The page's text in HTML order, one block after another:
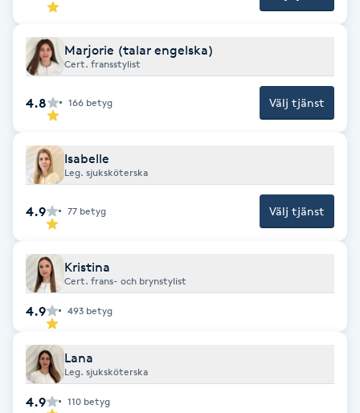
Hypnos
Hårborttagning
Hårbottenbehandling
Hårförlängning
Hälsa
Hälsprickor
Idrottsmassage
Marjorie (talar engelska)
Cert. fransstylist
4.8 166 betyg Välj tjänst
Isabelle
Leg. sjuksköterska
4.9 77 betyg Välj tjänst
Kristina
Cert. frans- och brynstylist
4.9 493 betyg
Lana
Leg. sjuksköterska
4.9 110 betyg